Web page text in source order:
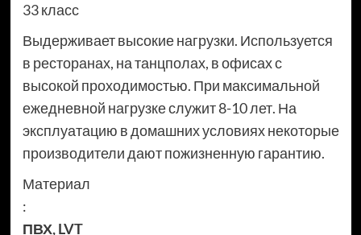
33 класс
Выдерживает высокие нагрузки. Используется
в ресторанах, на танцполах, в офисах с
высокой проходимостью. При максимальной
ежедневной нагрузке служит 8-10 лет. На
эксплуатацию в домашних условиях некоторые
производители дают пожизненную гарантию.
Материал
:
ПВХ,LVT